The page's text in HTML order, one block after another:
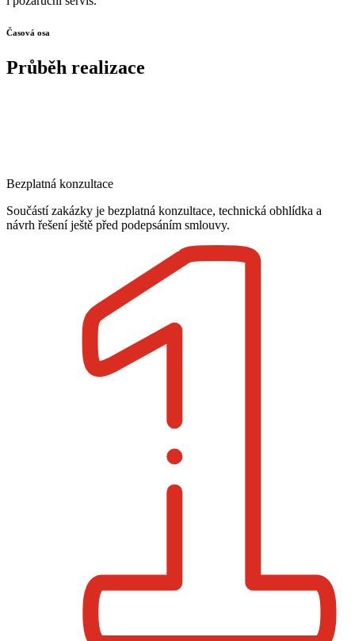
Časová osa
Průběh realizace
Bezplatná konzultace
Součástí zakázky je bezplatná konzultace, technická obhlídka a
návrh řešení ještě před podepsáním smlouvy.